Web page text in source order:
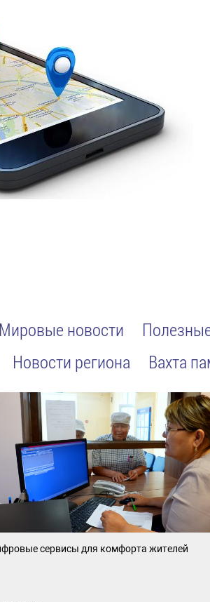
Мировые новости
Новости региона
Вахта
сервисы для комфорта жителей